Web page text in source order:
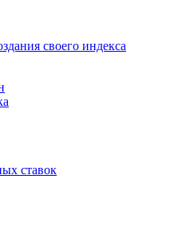
своего индекса
ставок